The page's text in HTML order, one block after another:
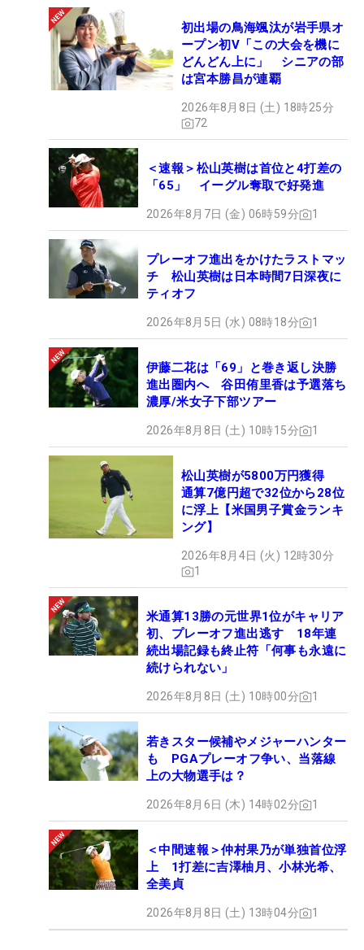
初出場の鳥海颯汰が岩手県オ
ープン初V「この大会を機に
どんどん上に」 シニアの部
は宮本勝昌が連覇
2026年8月8日 (土) 18時25分
72
＜速報＞松山英樹は首位と4打差の
「65」 イーグル奪取で好発進
2026年8月7日 (金) 06時59分 1
プレーオフ進出をかけたラストマッ
チ 松山英樹は日本時間7日深夜に
ティオフ
2026年8月5日 (水) 08時18分 1
伊藤二花は「69」と巻き返し決勝
進出圏内へ 谷田侑里香は予選落ち
濃厚/米女子下部ツアー
2026年8月8日 (土) 10時15分 1
松山英樹が5800万円獲得
通算7億円超で32位から28位
に浮上【米国男子賞金ランキ
ング】
2026年8月4日 (火) 12時30分
1
米通算13勝の元世界1位がキャリア
初、プレーオフ進出逃す 18年連
続出場記録も終止符「何事も永遠に
続けられない」
2026年8月8日 (土) 10時00分 1
若きスター候補やメジャーハンター
も PGAプレーオフ争い、当落線
上の大物選手は？
2026年8月6日 (木) 14時02分 1
＜中間速報＞仲村果乃が単独首位浮
上 1打差に吉澤柚月、小林光希、
全美貞
2026年8月8日 (土) 13時04分 1